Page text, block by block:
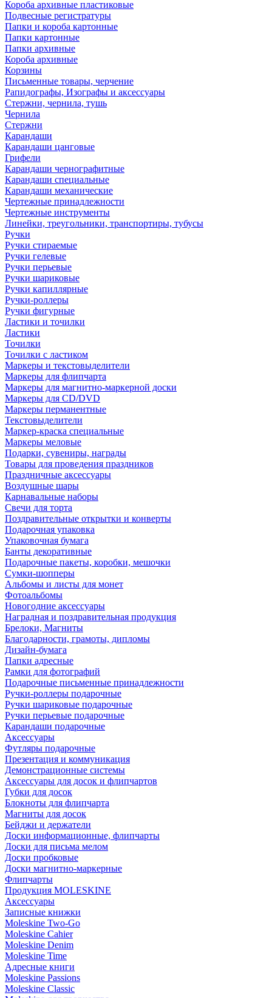
Короба архивные пластиковые
Подвесные регистратуры
Папки и короба картонные
Папки картонные
Папки архивные
Короба архивные
Корзины
Письменные товары, черчение
Рапидографы, Изографы и аксессуары
Стержни, чернила, тушь
Чернила
Стержни
Карандаши
Карандаши цанговые
Грифели
Карандаши чернографитные
Карандаши специальные
Карандаши механические
Чертежные принадлежности
Чертежные инструменты
Линейки, треугольники, транспортиры, тубусы
Ручки
Ручки стираемые
Ручки гелевые
Ручки перьевые
Ручки шариковые
Ручки капиллярные
Ручки-роллеры
Ручки фигурные
Ластики и точилки
Ластики
Точилки
Точилки с ластиком
Маркеры и текстовыделители
Маркеры для флипчарта
Маркеры для магнитно-маркерной доски
Маркеры для CD/DVD
Маркеры перманентные
Текстовыделители
Маркер-краска специальные
Маркеры меловые
Подарки, сувениры, награды
Товары для проведения праздников
Праздничные аксессуары
Воздушные шары
Карнавальные наборы
Свечи для торта
Поздравительные открытки и конверты
Подарочная упаковка
Упаковочная бумага
Банты декоративные
Подарочные пакеты, коробки, мешочки
Сумки-шопперы
Альбомы и листы для монет
Фотоальбомы
Новогодние аксессуары
Наградная и поздравительная продукция
Брелоки, Магниты
Благодарности, грамоты, дипломы
Дизайн-бумага
Папки адресные
Рамки для фотографий
Подарочные письменные принадлежности
Ручки-роллеры подарочные
Ручки шариковые подарочные
Ручки перьевые подарочные
Карандаши подарочные
Аксессуары
Футляры подарочные
Презентация и коммуникация
Демонстрационные системы
Аксессуары для досок и флипчартов
Губки для досок
Блокноты для флипчарта
Магниты для досок
Бейджи и держатели
Доски информационные, флипчарты
Доски для письма мелом
Доски пробковые
Доски магнитно-маркерные
Флипчарты
Продукция MOLESKINE
Аксессуары
Записные книжки
Moleskine Two-Go
Moleskine Cahier
Moleskine Denim
Moleskine Time
Адресные книги
Moleskine Passions
Moleskine Classic